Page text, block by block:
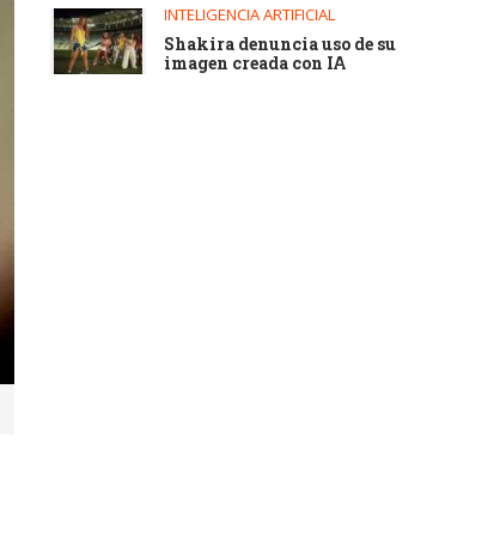
INTELIGENCIA ARTIFICIAL
Shakira denuncia uso de su
imagen creada con IA